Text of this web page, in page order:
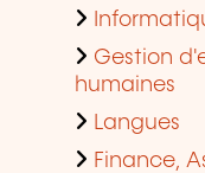
Gestion
humaines
Langues
Finance,